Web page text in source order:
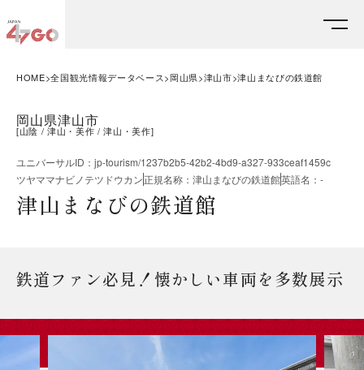
HOME 全国観光情報データベース 岡山県 津山市 津山まなびの鉄道館
岡山県津山市
[山陰 津山・美作 津山・美作]
ユニバーサルID ： jp-tourism/1237b2b5-42b2-4bd9-a327-933ceaf1459c
ツヤママナビノテツドウカン正規名称 ： 津山まなびの鉄道館英語名 ： -
津山まなびの鉄道館
鉄道ファン必見！懐かしい車両を多数展示